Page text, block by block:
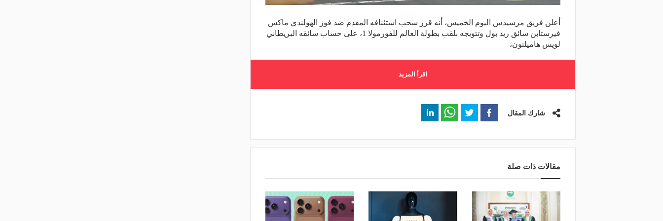
أعلن فريق مرسيدس اليوم الخميس، أنه قرر سحب استئنافه المقدم ضد فوز الهولندي ماكس
فيرستابن سائق ريد بول وتتويجه بلقب بطولة العالم للفورمولا 1، على حساب سائقه البريطاني
لويس هاميلتون،
اقرأ المزيد
شارك المقال
مقالات ذات صلة